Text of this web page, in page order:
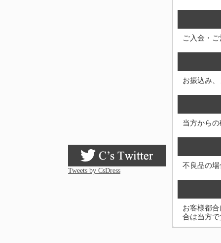
Tweets by CsDress
ご入金・
お振込み
当方から
不良品の
お客様都
合は当方